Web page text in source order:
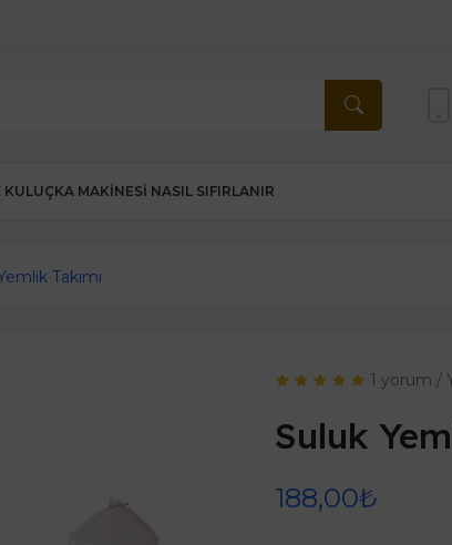
KULUÇKA MAKINESI NASIL SIFIRLANIR
Takımı
1 yorum /
Suluk
188,00₺